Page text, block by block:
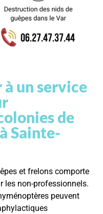
un service
de
Sainte-
et frelons comporte
les non-professionnels.
peuvent